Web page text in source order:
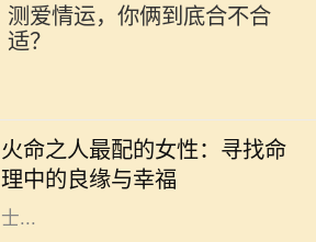
测爱情运，你俩到底合不合
适？
火命之人最配的女性：寻找命
理中的良缘与幸福
热情、活力与激情。火命之人，通常
生性乐观，充满创造力和积极向上的
力量。然而，合适的伴侣对于火命人
士...
在中国传统命理学中，八字命理被广